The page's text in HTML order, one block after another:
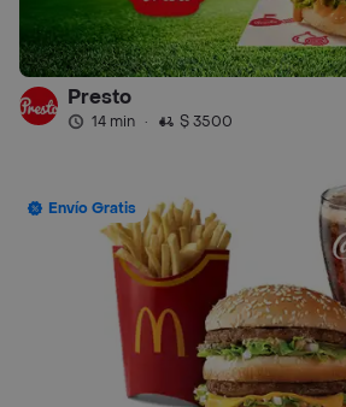
Presto
14 min · $ 3500
Envío Gratis